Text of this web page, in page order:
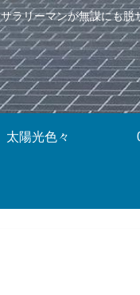
サラリーマンが無謀にも脱
太陽光色々